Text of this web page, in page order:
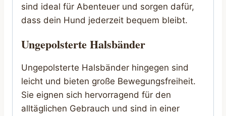
sind ideal für Abenteuer und sorgen dafür,
dass dein Hund jederzeit bequem bleibt.
Ungepolsterte Halsbänder
Ungepolsterte Halsbänder hingegen sind
leicht und bieten große Bewegungsfreiheit.
Sie eignen sich hervorragend für den
alltäglichen Gebrauch und sind in einer